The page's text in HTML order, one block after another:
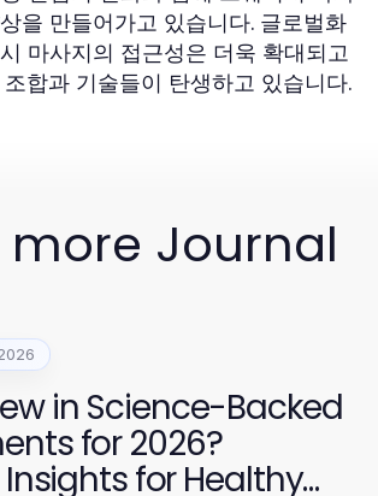
을 만들어가고 있습니다. 글로벌화
마사지의 접근성은 더욱 확대되고
합과 기술들이 탄생하고 있습니다.
more Journal
in Science-Backed
for 2026?
Insights for Healthy